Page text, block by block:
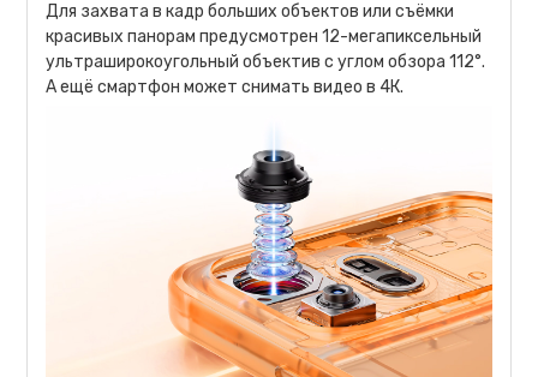
Для захвата в кадр больших объектов или съёмки
красивых панорам предусмотрен 12-мегапиксельный
ультраширокоугольный объектив с углом обзора 112°.
А ещё смартфон может снимать видео в 4К.